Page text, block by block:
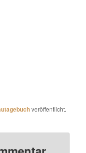
veröffentlicht.